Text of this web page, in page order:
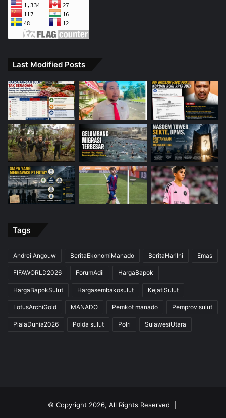
Last Modified Posts
Tags
Andrei Angouw BeritaEkonomiManado BeritaHariIni Emas
FIFAWORLD2026 ForumAdil HargaBapok
HargaBapokSulut Hargasembakosulut KejatiSulut
LotusArchiGold MANADO Pemkot manado Pemprov sulut
PialaDunia2026 Polda sulut Polri SulawesiUtara
© Copyright 2026, All Rights Reserved |